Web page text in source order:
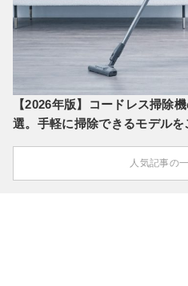
【2026年版】コードレス掃除
選。手軽に掃除できるモデルを
人気記事の